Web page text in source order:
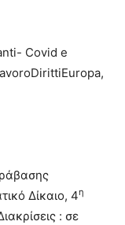
Covid e
Δίκαιο, 4η
: σε